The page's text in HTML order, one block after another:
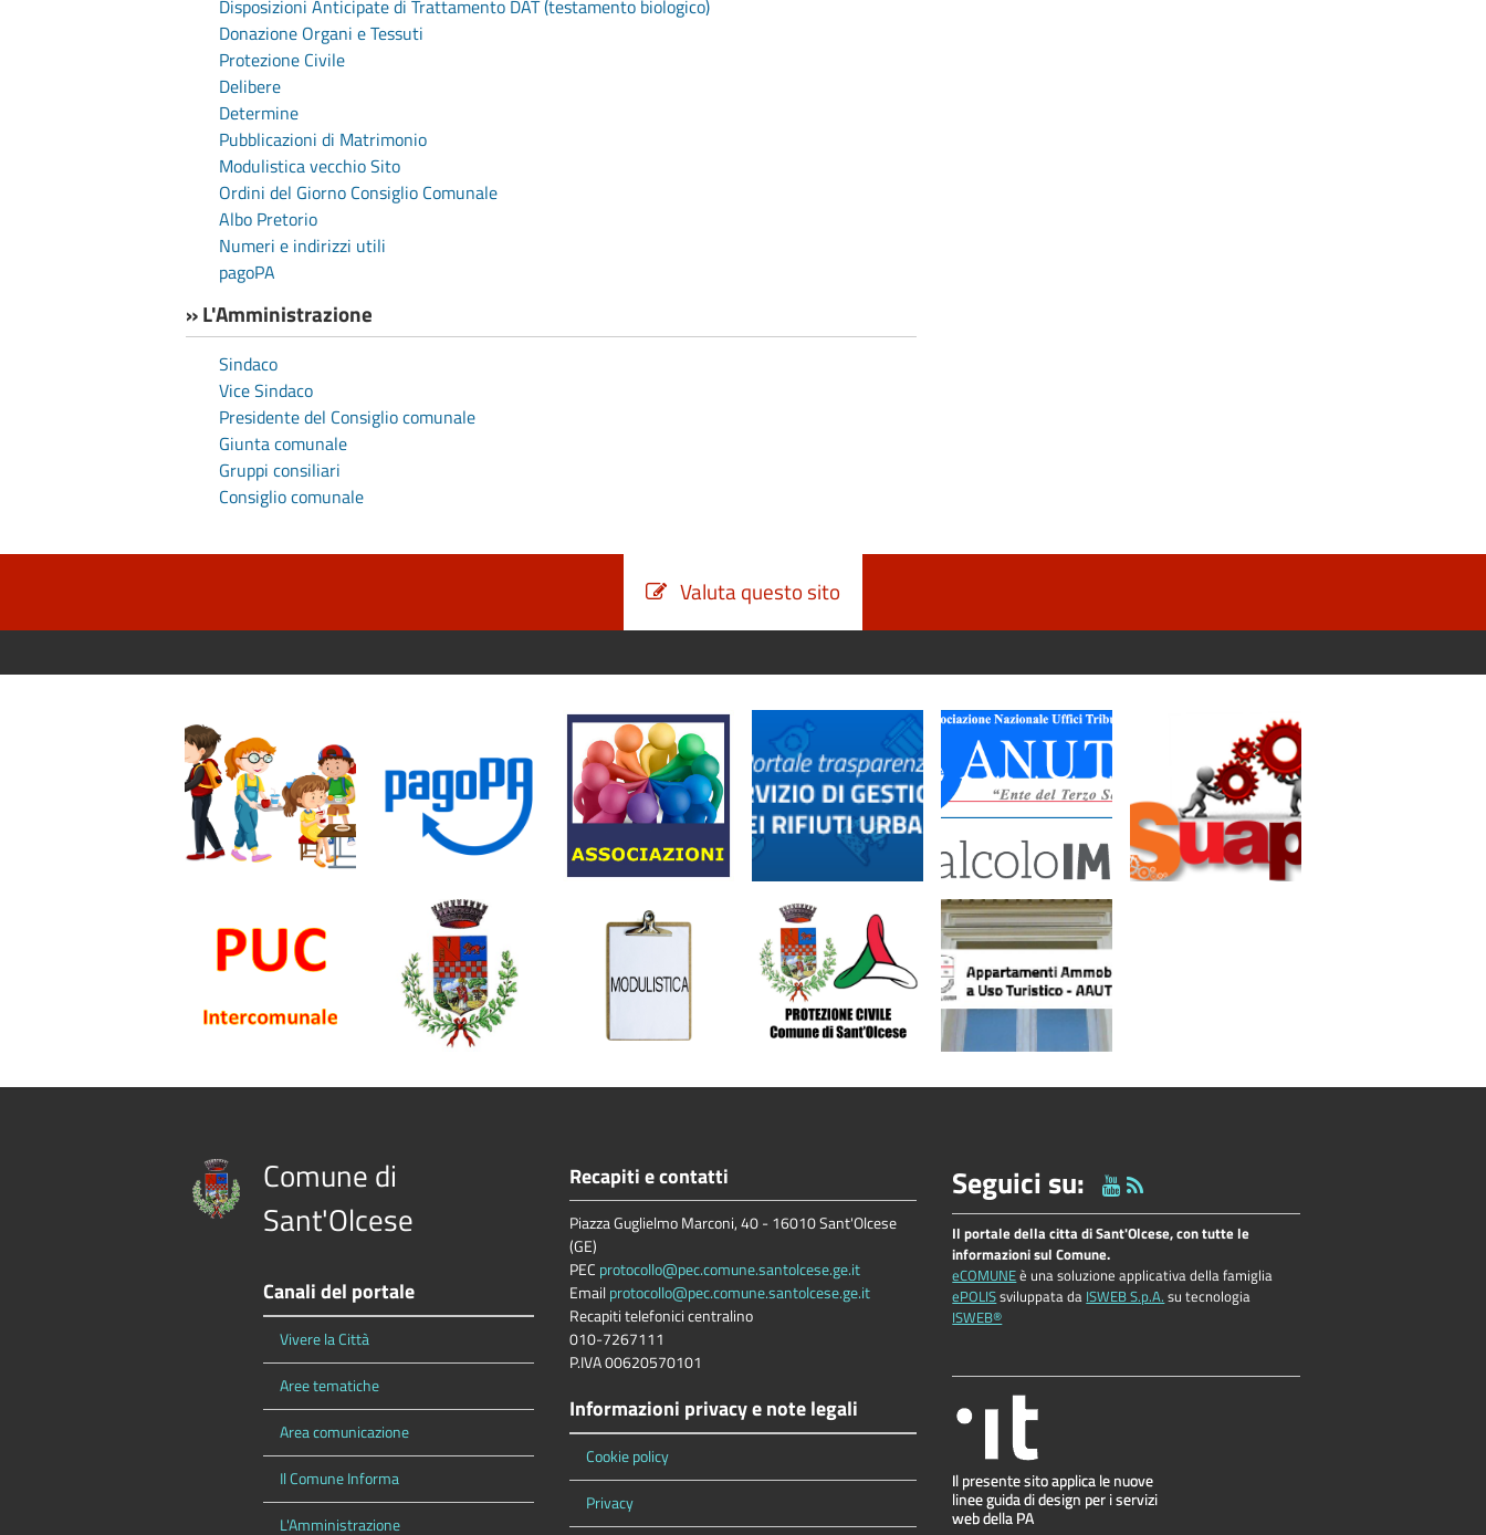
Disposizioni Anticipate di Trattamento DAT (testamento biologico)
Donazione Organi e Tessuti
Protezione Civile
Delibere
Determine
Pubblicazioni di Matrimonio
Modulistica vecchio Sito
Ordini del Giorno Consiglio Comunale
Albo Pretorio
Numeri e indirizzi utili
pagoPA
» L'Amministrazione
Sindaco
Vice Sindaco
Presidente del Consiglio comunale
Giunta comunale
Gruppi consiliari
Consiglio comunale
Valuta questo sito
Comune di
Sant'Olcese
Canali del portale
Vivere la Città
Aree tematiche
Area comunicazione
Il Comune Informa
L'Amministrazione
Recapiti e contatti
Piazza Guglielmo Marconi, 40 - 16010 Sant'Olcese
(GE)
PEC protocollo@pec.comune.santolcese.ge.it
Emailprotocollo@pec.comune.santolcese.ge.it
Recapiti telefonici centralino
010-7267111
P.IVA 00620570101
Informazioni privacy e note legali
Cookie policy
Privacy
Seguici su:
Il portale della citta di Sant'Olcese, con tutte le
informazioni sul Comune.
eCOMUNEè una soluzione applicativa della famiglia
ePOLISsviluppata da ISWEB S.p.A. su tecnologia
ISWEB®